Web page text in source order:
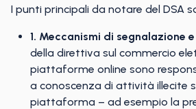
I punti principali da notare del DSA
1. Meccanismi di segnalazione
della direttiva sul commercio
piattaforme online sono
a conoscenza di attività illecite
piattaforma – ad esempio la